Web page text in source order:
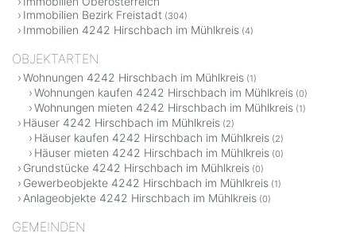
Immobilien Bezirk Freistadt (304)
Immobilien 4242 Hirschbach im Mühlkreis (4)
OBJEKTARTEN
Wohnungen 4242 Hirschbach im Mühlkreis (1)
Wohnungen kaufen 4242 Hirschbach im Mühlkreis (0)
Wohnungen mieten 4242 Hirschbach im Mühlkreis (1)
Häuser 4242 Hirschbach im Mühlkreis (2)
Häuser kaufen 4242 Hirschbach im Mühlkreis (2)
Häuser mieten 4242 Hirschbach im Mühlkreis (0)
Grundstücke 4242 Hirschbach im Mühlkreis (0)
Gewerbeobjekte 4242 Hirschbach im Mühlkreis (1)
Anlageobjekte 4242 Hirschbach im Mühlkreis (0)
GEMEINDEN